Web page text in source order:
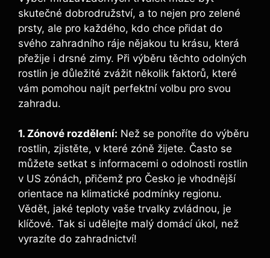
skutečné dobrodružství, a to nejen pro zelené
prsty, ale pro každého, kdo chce přidat do
svého zahradního ráje nějakou tu krásu, která
přežije i drsné zimy. Při výběru těchto odolných
rostlin je důležité zvážit několik faktorů, které
vám pomohou najít perfektní volbu pro svou
zahradu.
1. Zónové rozdělení: Než se ponoříte do výběru
rostlin, zjistěte, v které zóně žijete. Často se
můžete setkat s informacemi o odolnosti rostlin
v US zónách, přičemž pro Česko je vhodnější
orientace na klimatické podmínky regionu.
Vědět, jaké teploty vaše trvalky zvládnou, je
klíčové. Tak si udělejte malý domácí úkol, než
vyrazíte do zahradnictví!